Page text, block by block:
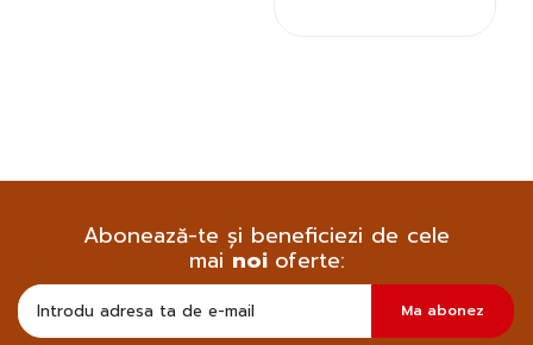
Abonează-te și beneficiezi de cele
mainoi oferte:
sa
primesc
Ma abonez